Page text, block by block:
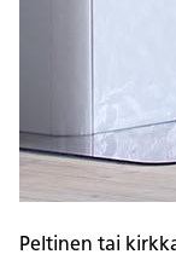
Peltinen tai